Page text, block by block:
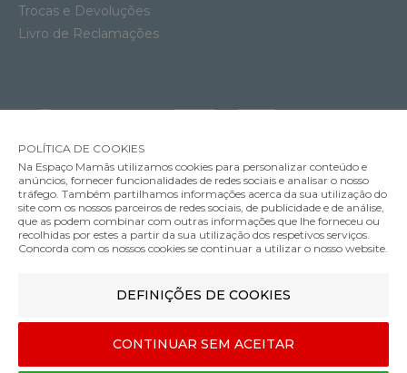
Banheira Béaba Camélé'O com Suporte
Cor
Trocas e Devoluções
Livro de Reclamações
MÉTODOS DE ENVIO
MÉTODOS DE PAGAMENTO
POLÍTICA DE COOKIES
Na Espaço Mamãs utilizamos cookies para personalizar conteúdo e
anúncios, fornecer funcionalidades de redes sociais e analisar o nosso
tráfego. Também partilhamos informações acerca da sua utilização do
site com os nossos parceiros de redes sociais, de publicidade e de análise,
que as podem combinar com outras informações que lhe forneceu ou
recolhidas por estes a partir da sua utilização dos respetivos serviços.
Concorda com os nossos cookies se continuar a utilizar o nosso website.
DEFINIÇÕES DE COOKIES
CONTINUAR SEM ACEITAR